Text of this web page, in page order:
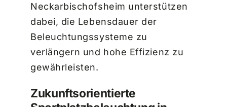
Neckarbischofsheim unterstützen
dabei, die Lebensdauer der
Beleuchtungssysteme zu
verlängern und hohe Effizienz zu
gewährleisten.
Zukunftsorientierte